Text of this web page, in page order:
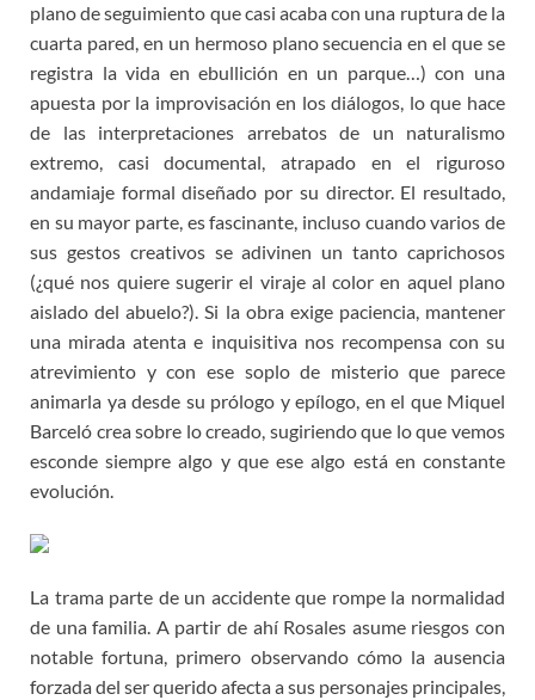
plano de seguimiento que casi acaba con una ruptura de la
cuarta pared, en un hermoso plano secuencia en el que se
registra la vida en ebullición en un parque…) con una
apuesta por la improvisación en los diálogos, lo que hace
de las interpretaciones arrebatos de un naturalismo
extremo, casi documental, atrapado en el riguroso
andamiaje formal diseñado por su director. El resultado,
en su mayor parte, es fascinante, incluso cuando varios de
sus gestos creativos se adivinen un tanto caprichosos
(¿qué nos quiere sugerir el viraje al color en aquel plano
aislado del abuelo?). Si la obra exige paciencia, mantener
una mirada atenta e inquisitiva nos recompensa con su
atrevimiento y con ese soplo de misterio que parece
animarla ya desde su prólogo y epílogo, en el que Miquel
Barceló crea sobre lo creado, sugiriendo que lo que vemos
esconde siempre algo y que ese algo está en constante
evolución.
La trama parte de un accidente que rompe la normalidad
de una familia. A partir de ahí Rosales asume riesgos con
notable fortuna, primero observando cómo la ausencia
forzada del ser querido afecta a sus personajes principales,